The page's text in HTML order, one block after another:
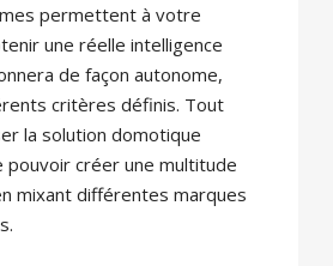
permettent à votre
une réelle intelligence
de façon autonome,
critères définis. Tout
la solution domotique
pouvoir créer une multitude
mixant différentes marques